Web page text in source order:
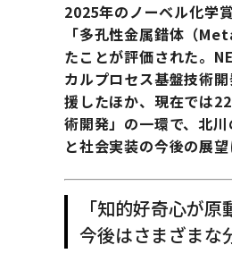
2025年のノーベル化学
「多孔性金属錯体（
たことが評価された。
カルプロセス基盤技術
援したほか、現在では
術開発」の一環で、北
と社会実装の今後の展
「知的好奇心が原
今後はさまざまな